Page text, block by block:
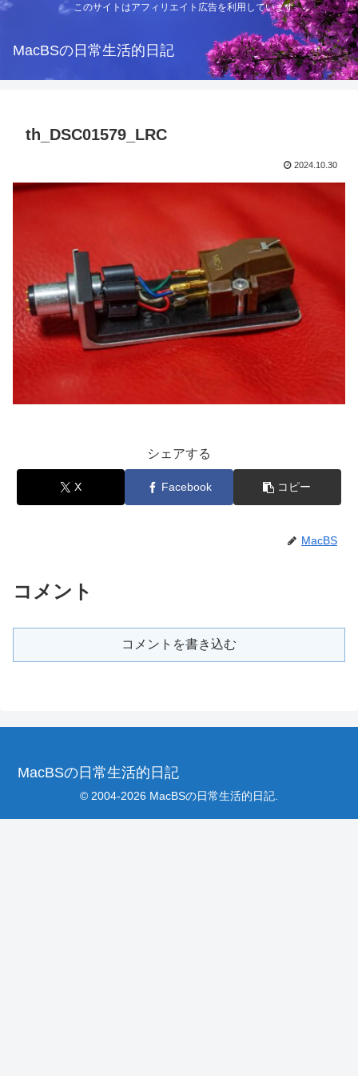
このサイトはアフィリエイト広告を利用しています
MacBSの日常生活的日記
th_DSC01579_LRC
2024.10.30
シェアする
X Facebook コピー
MacBS
コメント
コメントを書き込む
MacBSの日常生活的日記
© 2004-2026 MacBSの日常生活的日記.